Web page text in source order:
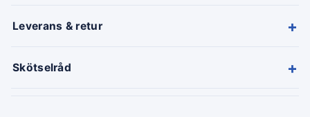
Leverans & retur +
Skötselråd +